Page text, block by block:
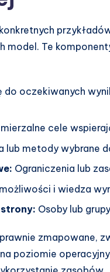
model. Te
do oczekiwanych
cele
lub metody wybrane
Ograniczenia lub
i wiedza
Osoby lub
zmapowane,
poziomie